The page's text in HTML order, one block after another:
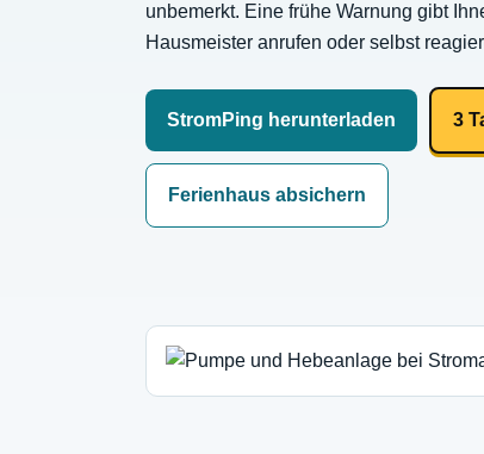
unbemerkt. Eine frühe Warnung gibt
Hausmeister anrufen oder selbst
StromPing herunterladen 3
Ferienhaus absichern